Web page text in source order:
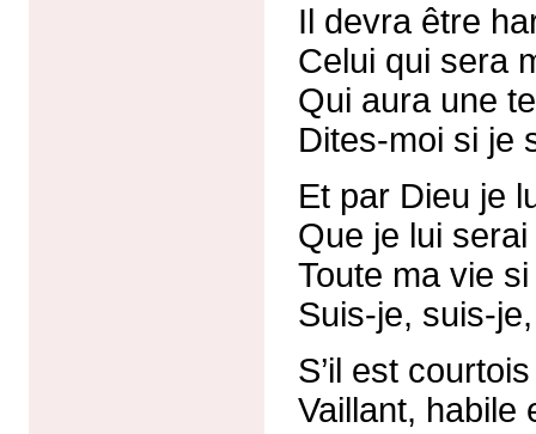
Il devra être
Celui qui sera
Qui aura une
Dites-moi si je
Et par Dieu je
Que je lui
Toute ma vie
Suis-je, suis-
S’il est
Vaillant, habile